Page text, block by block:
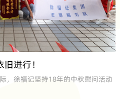
进行！
，徐福记坚持18年的中秋慰问活动